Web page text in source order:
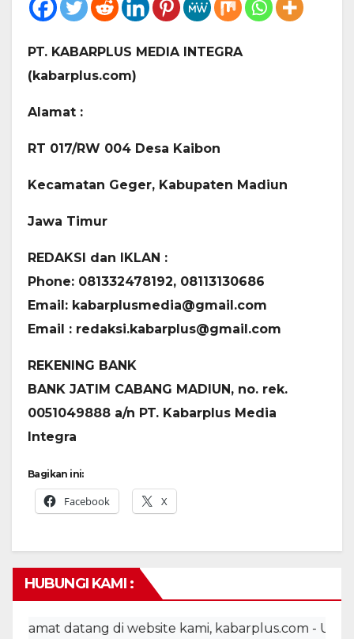
PT. KABARPLUS MEDIA INTEGRA
(kabarplus.com)
Alamat :
RT 017/RW 004 Desa Kaibon
Kecamatan Geger, Kabupaten Madiun
Jawa Timur
REDAKSI dan IKLAN :
Phone: 081332478192, 08113130686
Email: kabarplusmedia@gmail.com
Email : redaksi.kabarplus@gmail.com
REKENING BANK
BANK JATIM CABANG MADIUN, no. rek.
0051049888 a/n PT. Kabarplus Media
Integra
Bagikan ini:
Facebook X
HUBUNGI KAMI :
datang di website kami, kabarplus.com -